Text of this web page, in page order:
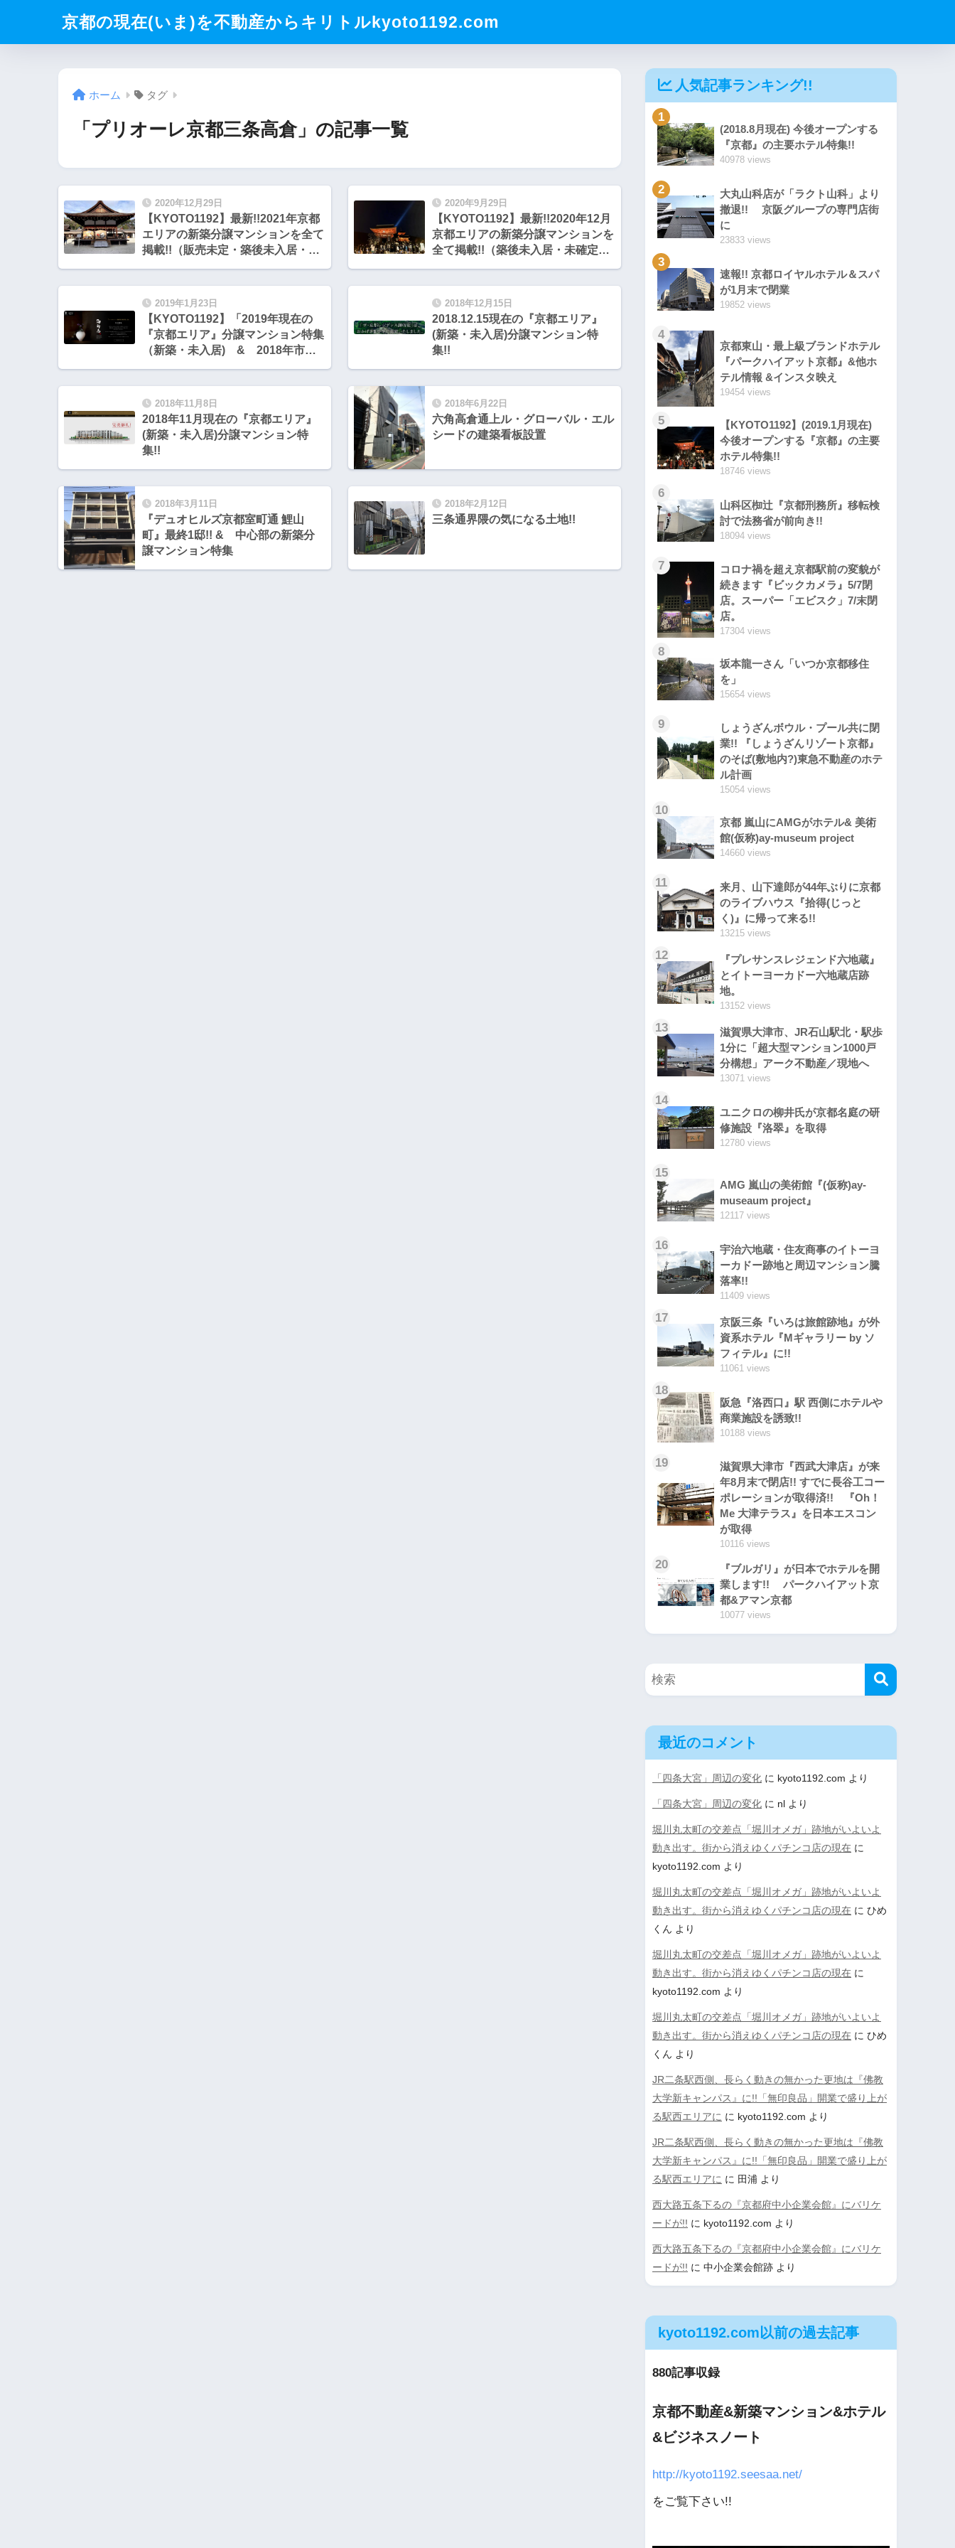
京都の現在(いま)を不動産からキリトルkyoto1192.com
ホーム タグ
「プリオーレ京都三条高倉」の記事一覧
2020年12月29日
【KYOTO1192】最新!!2021年京都
エリアの新築分譲マンションを全て
掲載!!（販売未定・築後未入居・未
2020年9月29日
【KYOTO1192】最新!!2020年12月
京都エリアの新築分譲マンションを
全て掲載!!（築後未入居・未確定案
2019年1月23日
【KYOTO1192】「2019年現在の
『京都エリア』分譲マンション特集
（新築・未入居) & 2018年市場
2018年12月15日
2018.12.15現在の『京都エリア』
(新築・未入居)分譲マンション特
集!!
2018年11月8日
2018年11月現在の『京都エリア』
(新築・未入居)分譲マンション特
集!!
2018年6月22日
六角高倉通上ル・グローバル・エル
シードの建築看板設置
2018年3月11日
『デュオヒルズ京都室町通 鯉山
町』最終1邸!! & 中心部の新築分
譲マンション特集
2018年2月12日
三条通界隈の気になる土地!!
人気記事ランキング!!
1
(2018.8月現在) 今後オープンする
『京都』の主要ホテル特集!!
40978 views
2
大丸山科店が「ラクト山科」より
撤退!! 京阪グループの専門店街
に
23833 views
3
速報!! 京都ロイヤルホテル＆スパ
が1月末で閉業
19852 views
4
京都東山・最上級ブランドホテル
『パークハイアット京都』&他ホ
テル情報 &インスタ映え
19454 views
5
【KYOTO1192】(2019.1月現在)
今後オープンする『京都』の主要
ホテル特集!!
18746 views
6
山科区椥辻『京都刑務所』移転検
討で法務省が前向き!!
18094 views
7
コロナ禍を超え京都駅前の変貌が
続きます『ビックカメラ』5/7閉
店。スーパー「エビスク」7/末閉
店。
17304 views
8
坂本龍一さん「いつか京都移住
を」
15654 views
9
しょうざんボウル・プール共に閉
業!! 『しょうざんリゾート京都』
のそば(敷地内?)東急不動産のホテ
ル計画
15054 views
10
京都 嵐山にAMGがホテル& 美術
館(仮称)ay-museum project
14660 views
11
来月、山下達郎が44年ぶりに京都
のライブハウス『拾得(じっと
く)』に帰って来る!!
13215 views
12
『プレサンスレジェンド六地蔵』
とイトーヨーカドー六地蔵店跡
地。
13152 views
13
滋賀県大津市、JR石山駅北・駅歩
1分に「超大型マンション1000戸
分構想」アーク不動産／現地へ
13071 views
14
ユニクロの柳井氏が京都名庭の研
修施設『洛翠』を取得
12780 views
15
AMG 嵐山の美術館『(仮称)ay-
museaum project』
12117 views
16
宇治六地蔵・住友商事のイトーヨ
ーカドー跡地と周辺マンション騰
落率!!
11409 views
17
京阪三条『いろは旅館跡地』が外
資系ホテル『Mギャラリー by ソ
フィテル』に!!
11061 views
18
阪急『洛西口』駅 西側にホテルや
商業施設を誘致!!
10188 views
19
滋賀県大津市『西武大津店』が来
年8月末で閉店!! すでに長谷工コー
ポレーションが取得済!! 『Oh！
Me 大津テラス』を日本エスコン
が取得
10116 views
20
『ブルガリ』が日本でホテルを開
業します!! パークハイアット京
都&アマン京都
10077 views
最近のコメント
「四条大宮」周辺の変化 に kyoto1192.com より
「四条大宮」周辺の変化 に nl より
堀川丸太町の交差点「堀川オメガ」跡地がいよいよ
動き出す。街から消えゆくパチンコ店の現在 に
kyoto1192.com より
堀川丸太町の交差点「堀川オメガ」跡地がいよいよ
動き出す。街から消えゆくパチンコ店の現在 に ひめ
くん より
堀川丸太町の交差点「堀川オメガ」跡地がいよいよ
動き出す。街から消えゆくパチンコ店の現在 に
kyoto1192.com より
堀川丸太町の交差点「堀川オメガ」跡地がいよいよ
動き出す。街から消えゆくパチンコ店の現在 に ひめ
くん より
JR二条駅西側、長らく動きの無かった更地は『佛教
大学新キャンパス』に!!「無印良品」開業で盛り上が
る駅西エリアに に kyoto1192.com より
JR二条駅西側、長らく動きの無かった更地は『佛教
大学新キャンパス』に!!「無印良品」開業で盛り上が
る駅西エリアに に 田浦 より
西大路五条下るの『京都府中小企業会館』にバリケ
ードが!! に kyoto1192.com より
西大路五条下るの『京都府中小企業会館』にバリケ
ードが!! に 中小企業会館跡 より
kyoto1192.com以前の過去記事
880記事収録
京都不動産&新築マンション&ホテル
&ビジネスノート
http://kyoto1192.seesaa.net/
をご覧下さい!!